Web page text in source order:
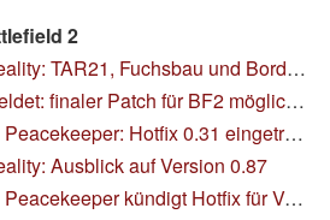
2
TAR21, Fuchsbau und Bordsteige
finaler Patch für BF2 möglicherweise morgen
Hotfix 0.31 eingetroffen
Ausblick auf Version 0.87
kündigt Hotfix für Version 0.3 an